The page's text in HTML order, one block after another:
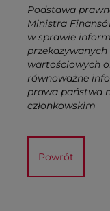
Podstawa
Ministra
w sprawie
wartościowych
równoważne
prawa państwa
członkowskim
Powrót